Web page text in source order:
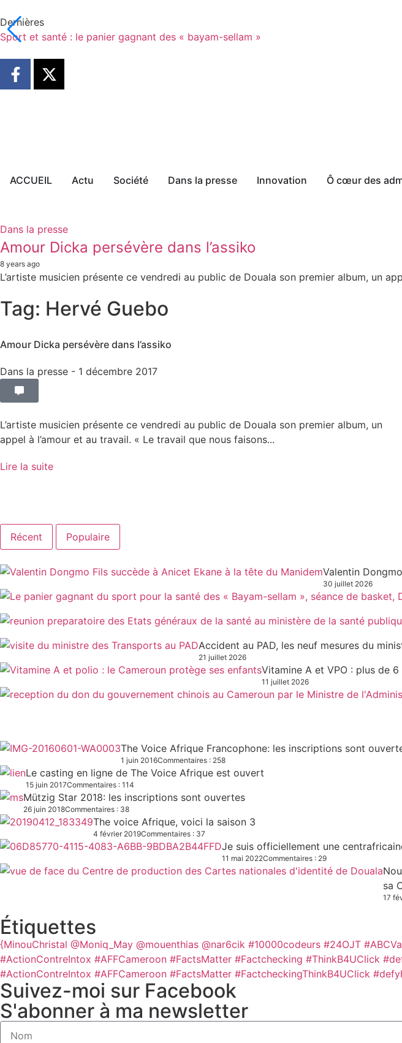
Dernières
Sport et santé : le panier gagnant des « bayam-sellam »
ACCUEIL Actu Société Dans la presse Innovation Ô cœur des
Dans la presse
Amour Dicka persévère dans l’assiko
8 years ago
L’artiste musicien présente ce vendredi au public de Douala son premier album, un
Tag: Hervé Guebo
Amour Dicka persévère dans l’assiko
Dans la presse - 1 décembre 2017
L’artiste musicien présente ce vendredi au public de Douala son premier album, un
appel à l’amour et au travail. « Le travail que nous faisons...
Lire la suite
Récent Populaire
Valentin
30 juillet 2026
Accident au PAD, les neuf mesures du
21 juillet 2026
Vitamine A et VPO : plus de
11 juillet 2026
The Voice Afrique Francophone: les inscriptions sont
1 juin 2016Commentaires : 258
Le casting en ligne de The Voice Afrique est ouvert
15 juin 2017Commentaires : 114
Mützig Star 2018: les inscriptions sont ouvertes
26 juin 2018Commentaires : 38
The voice Afrique, voici la saison 3
4 février 2019Commentaires : 37
Je suis officiellement une
11 mai 2022Commentaires : 29
sa
17
Étiquettes
{MinouChristal @Moniq_May @mouenthias @nar6cik #10000codeurs #24OJT
#ActionContreIntox #AFFCameroon #FactsMatter #Factchecking #ThinkB4UClick
#ActionContreIntox #AFFCameroon #FactsMatter #FactcheckingThinkB4UClick
Suivez-moi sur Facebook
S'abonner à ma newsletter